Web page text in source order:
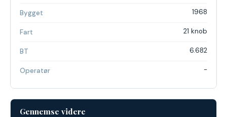
Bygget 1968
Fart 21 knob
BT 6.682
Operatør -
Gennemse videre